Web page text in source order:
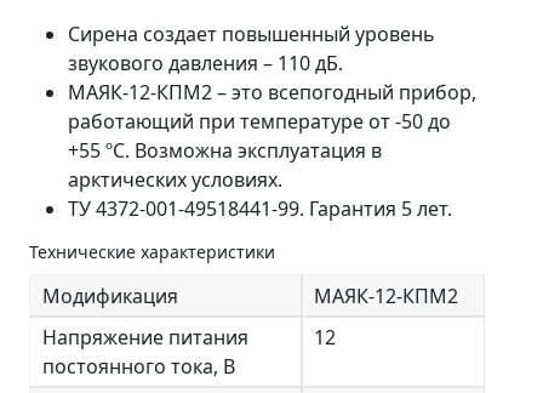
Сирена создает повышенный уровень
звукового давления – 110 дБ.
МАЯК-12-КПМ2 – это всепогодный прибор,
работающий при температуре от -50 до
+55 ºС. Возможна эксплуатация в
арктических условиях.
ТУ 4372-001-49518441-99. Гарантия 5 лет.
Технические характеристики
Модификация
МАЯК-12-КПМ2
Напряжение питания
постоянного тока, В
12